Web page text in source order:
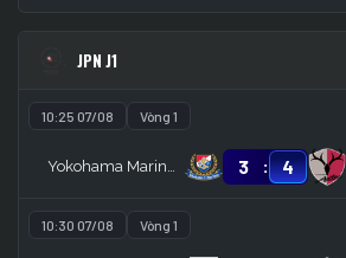
JPN J1
10:25 07/08 Vòng 1
Yokohama Marinos 3 : 4
10:30 07/08 Vòng 1